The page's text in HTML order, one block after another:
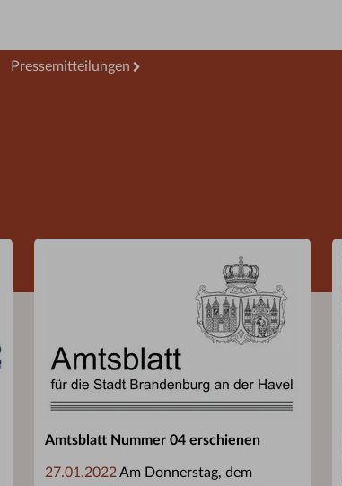
Pressemitteilungen
Amtsblatt Nummer 04 erschienen
27.01.2022Am Donnerstag, dem